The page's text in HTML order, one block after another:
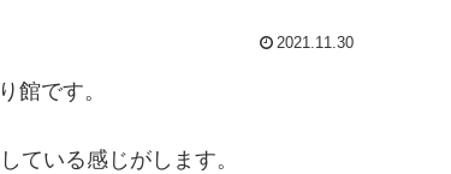
2021.11.30
館です。
ている感じがします。